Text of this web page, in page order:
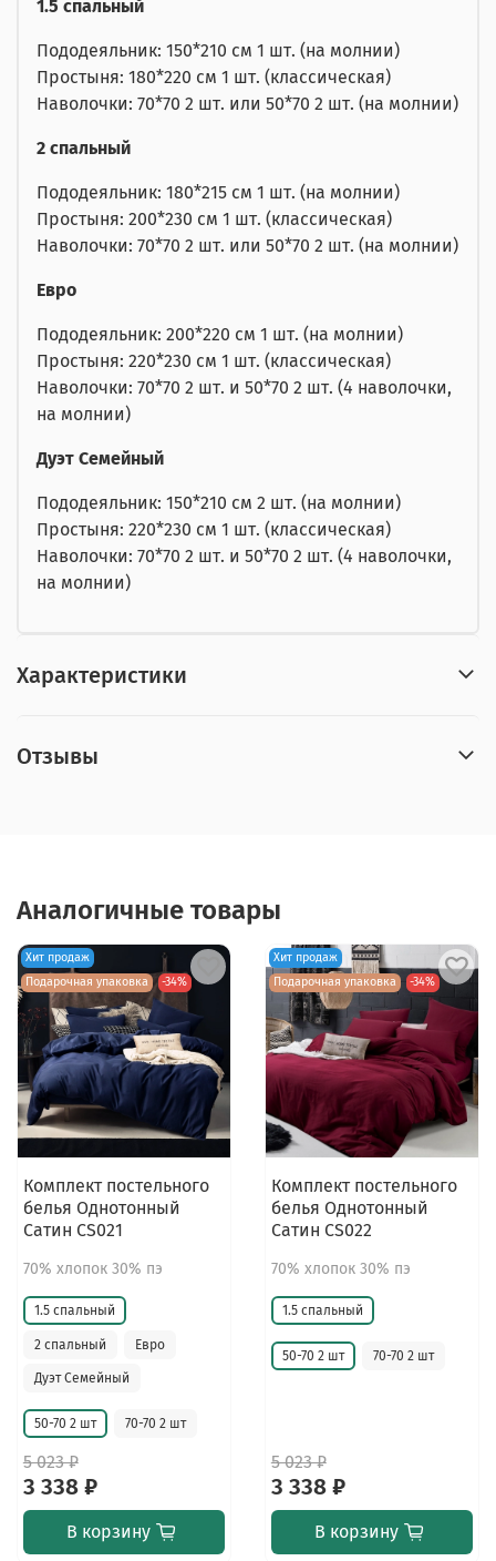
1.5 спальный
Пододеяльник: 150*210 см 1 шт. (на молнии)
Простыня: 180*220 см 1 шт. (классическая)
Наволочки: 70*70 2 шт. или 50*70 2 шт. (на молнии)
2 спальный
Пододеяльник: 180*215 см 1 шт. (на молнии)
Простыня: 200*230 см 1 шт. (классическая)
Наволочки: 70*70 2 шт. или 50*70 2 шт. (на молнии)
Евро
Пододеяльник: 200*220 см 1 шт. (на молнии)
Простыня: 220*230 см 1 шт. (классическая)
Наволочки: 70*70 2 шт. и 50*70 2 шт. (4 наволочки,
на молнии)
Дуэт Семейный
Пододеяльник: 150*210 см 2 шт. (на молнии)
Простыня: 220*230 см 1 шт. (классическая)
Наволочки: 70*70 2 шт. и 50*70 2 шт. (4 наволочки,
на молнии)
Характеристики
Отзывы
Аналогичные товары
Хит продаж
Подарочная упаковка
-34%
Комплект постельного
белья Однотонный
Сатин CS021
70% хлопок 30% пэ
1.5 спальный
2 спальный Евро
Дуэт Семейный
50-70 2 шт 70-70 2 шт
5 023 ₽
3 338 ₽
В корзину
Хит продаж
Подарочная упаковка
-34%
Комплект постельного
белья Однотонный
Сатин CS022
70% хлопок 30% пэ
1.5 спальный
50-70 2 шт 70-70 2 шт
5 023 ₽
3 338 ₽
В корзину